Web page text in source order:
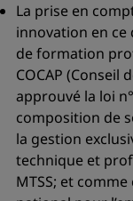
La prise en
innovation en ce
de formation
COCAP
approuvé la loi
composition de
la gestion
technique et
MTSS; et comme